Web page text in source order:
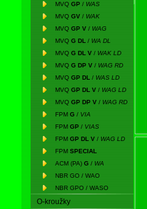
MVQ GP / WAS
MVQ GV / WAK
MVQ GP V / WAG
MVQ G DL / WA DL
MVQ G DL V / WAK LD
MVQ G DP V / WAG RD
MVQ GP DL / WAS LD
MVQ GP DL V / WAG LD
MVQ GP DP V / WAG RD
FPM G / VIA
FPM GP / VIAS
FPM GP DL V / WAG LD
FPM SPECIAL
ACM (PA) G / WA
NBR GO / WAO
NBR GPO / WASO
O-kroužky